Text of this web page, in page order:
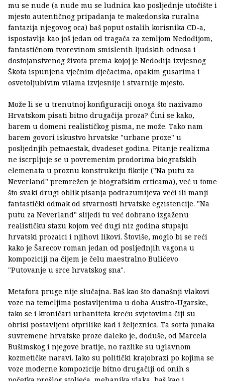
mu se nude (a nude mu se ludnica kao posljednje utočište i
mjesto autentičnog pripadanja te makedonska ruralna
fantazija njegovog oca) baš poput ostalih korisnika CD-a,
ispostavlja kao još jedan od tragača za zemljom Nedođijom,
fantastičnom tvorevinom smislenih ljudskih odnosa i
dostojanstvenog života prema kojoj je Nedođija izvjesnog
Škota ispunjena vječnim dječacima, opakim gusarima i
osvetoljubivim vilama izvjesnije i stvarnije mjesto.
Može li se u trenutnoj konfiguraciji onoga što nazivamo
Hrvatskom pisati bitno drugačija proza? Čini se kako,
barem u domeni realističkog pisma, ne može. Tako nam
barem govori iskustvo hrvatske "urbane proze" u
posljednjih petnaestak, dvadeset godina. Pitanje realizma
ne iscrpljuje se u povremenim prodorima biografskih
elemenata u proznu konstrukciju fikcije ("Na putu za
Neverland" premrežen je biografskim crticama), već u tome
što svaki drugi oblik pisanja podrazumijeva veći ili manji
fantastički odmak od stvarnosti hrvatske egzistencije. "Na
putu za Neverland" slijedi tu već dobrano izgaženu
realističku stazu kojom već dugi niz godina stupaju
hrvatski prozaici i njihovi likovi. Štoviše, moglo bi se reći
kako je Šarecov roman jedan od posljednjih vagona u
kompoziciji na čijem je čelu maestralno Bulićevo
"Putovanje u srce hrvatskog sna".
Metafora pruge nije slučajna. Baš kao što današnji vlakovi
voze na temeljima postavljenima u doba Austro-Ugarske,
tako se i kroničari urbaniteta kreću svjetovima čiji su
obrisi postavljeni otprilike kad i željeznica. Ta sorta junaka
suvremene hrvatske proze daleko je, doduše, od Marcela
Bušimskog i njegove bratije, no razlike su uglavnom
kozmetičke naravi. Iako su politički krajobrazi po kojima se
voze moderne kompozicije bitno drugačiji od onih s